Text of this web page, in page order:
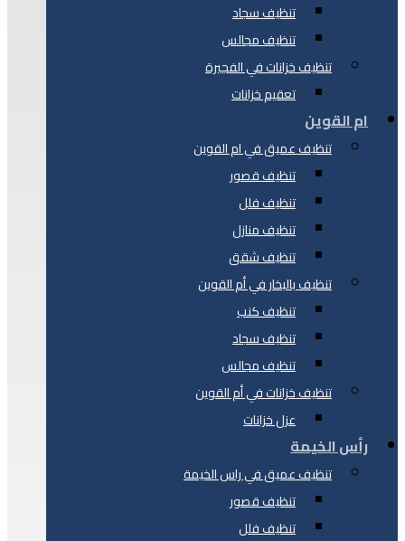
تنظيف سجاد
تنظيف مجالس
تنظيف خزانات في الفجيرة
تعقيم خزانات
ام القوين
تنظيف عميق في ام القوين
تنظيف قصور
تنظيف فلل
تنظيف منازل
تنظيف شقق
تنظيف بالبخار في أم القوين
تنظيف كنب
تنظيف سجاد
تنظيف مجالس
تنظيف خزانات في أم القوين
عزل خزانات
رأس الخيمة
تنظيف عميق في راس الخيمة
تنظيف قصور
تنظيف فلل